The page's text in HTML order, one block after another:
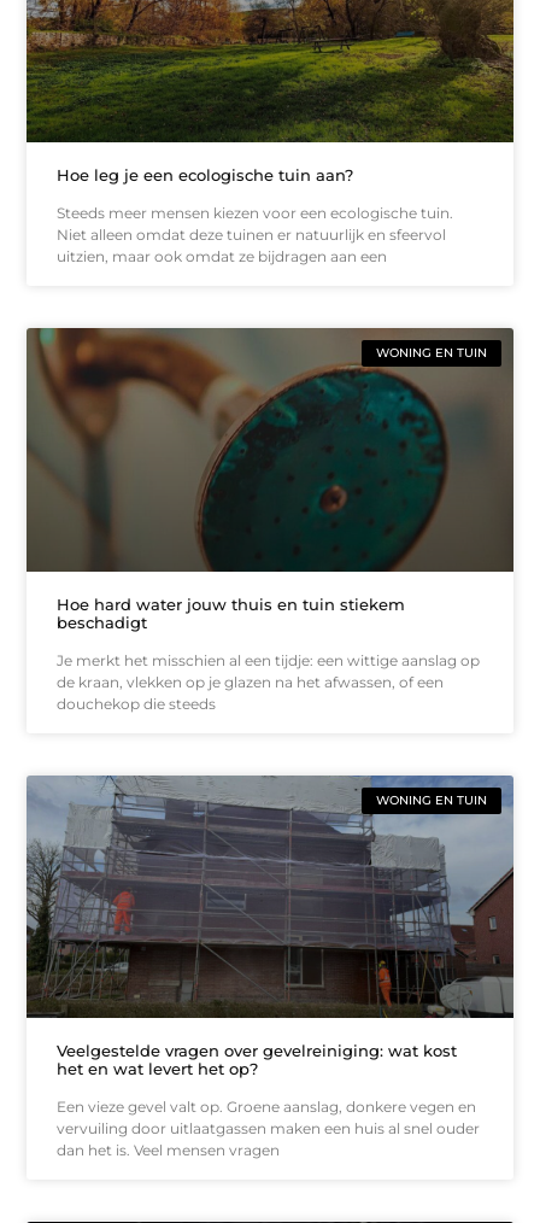
Hoe leg je een ecologische tuin aan?
Steeds meer mensen kiezen voor een ecologische tuin.
Niet alleen omdat deze tuinen er natuurlijk en sfeervol
uitzien, maar ook omdat ze bijdragen aan een
WONING EN TUIN
Hoe hard water jouw thuis en tuin stiekem
beschadigt
Je merkt het misschien al een tijdje: een wittige aanslag op
de kraan, vlekken op je glazen na het afwassen, of een
douchekop die steeds
WONING EN TUIN
Veelgestelde vragen over gevelreiniging: wat kost
het en wat levert het op?
Een vieze gevel valt op. Groene aanslag, donkere vegen en
vervuiling door uitlaatgassen maken een huis al snel ouder
dan het is. Veel mensen vragen